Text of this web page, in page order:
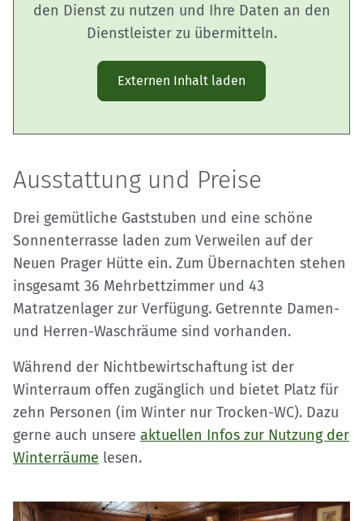
den Dienst zu nutzen und Ihre Daten an den
Dienstleister zu übermitteln.
Externen Inhalt laden
Ausstattung und Preise
Drei gemütliche Gaststuben und eine schöne
Sonnenterrasse laden zum Verweilen auf der
Neuen Prager Hütte ein. Zum Übernachten stehen
insgesamt 36 Mehrbettzimmer und 43
Matratzenlager zur Verfügung. Getrennte Damen-
und Herren-Waschräume sind vorhanden.
Während der Nichtbewirtschaftung ist der
Winterraum offen zugänglich und bietet Platz für
zehn Personen (im Winter nur Trocken-WC). Dazu
gerne auch unsere aktuellen Infos zur Nutzung der
Winterräume lesen.